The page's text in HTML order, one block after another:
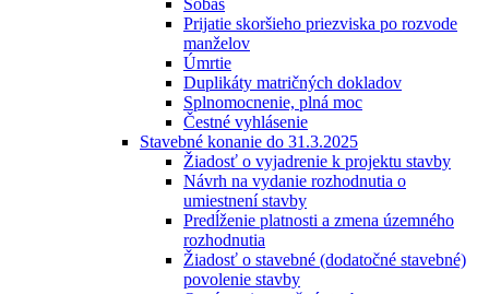
Sobáš
Prijatie skoršieho priezviska po rozvode
manželov
Úmrtie
Duplikáty matričných dokladov
Splnomocnenie, plná moc
Čestné vyhlásenie
Stavebné konanie do 31.3.2025
Žiadosť o vyjadrenie k projektu stavby
Návrh na vydanie rozhodnutia o
umiestnení stavby
Predĺženie platnosti a zmena územného
rozhodnutia
Žiadosť o stavebné (dodatočné stavebné)
povolenie stavby